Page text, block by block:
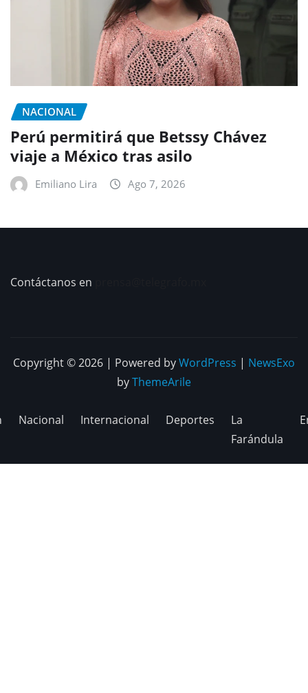
NACIONAL
Perú permitirá que Betssy Chávez
viaje a México tras asilo
Emiliano Lira Ago 7, 2026
Contáctanos en
Copyright © 2026 | Powered byWordPress | NewsExo
byThemeArile
Nacional Internacional Deportes
La
Farándula